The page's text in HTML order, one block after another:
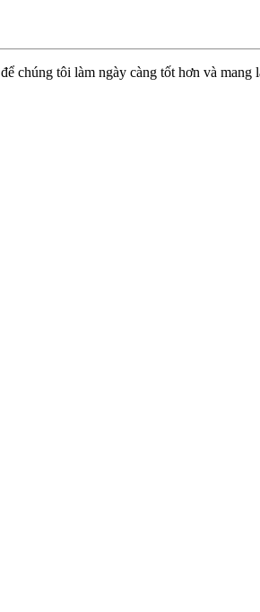
để chúng tôi làm ngày càng tốt hơn và